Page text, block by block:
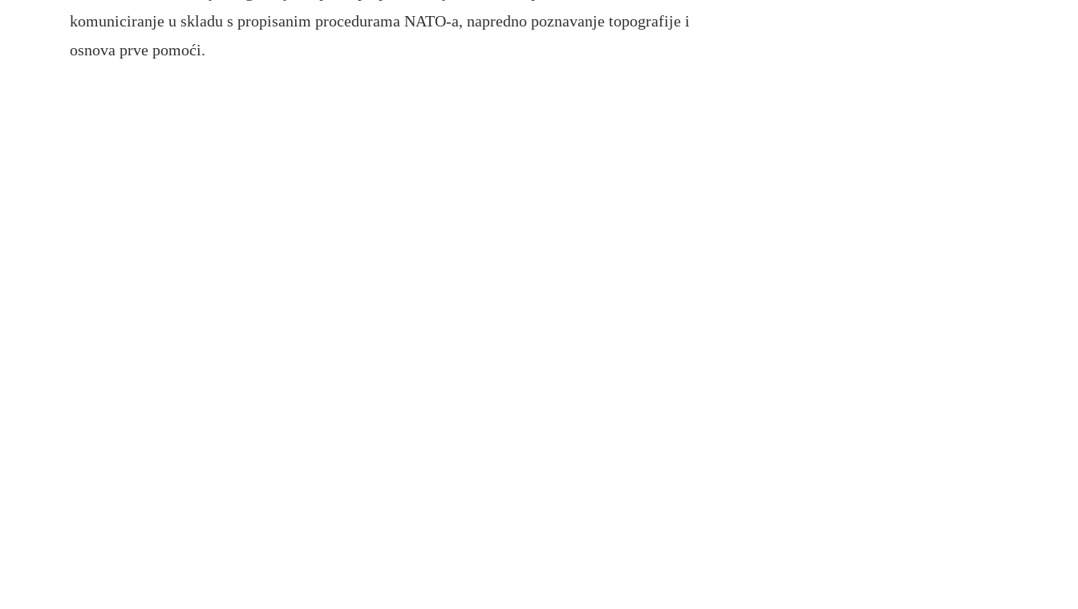
komuniciranje u skladu s propisanim procedurama NATO-a, napredno poznavanje topografije i
osnova prve pomoći.